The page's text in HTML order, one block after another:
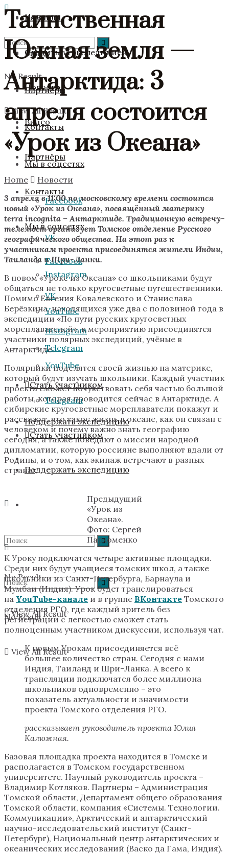
Новости
Видео
Партнёры
Контакты
Мы в соцсетях
Facebook
VK
Instagram
YouTube
Telegram
Стать участником
Поддержать экспедицию
No Result
View All Result
Команда
Следить за экспедицией
Новости
Видео
Партнёры
Контакты
Мы в соцсетях
Facebook
VK
Instagram
YouTube
Telegram
Стать участником
Поддержать экспедицию
No Result
View All Result
No Result
View All Result
Таинственная
Южная земля —
Антарктида: 3
апреля состоится
«Урок из Океана»
Home
Новости
3 апреля в 11:00 по московскому времени состоится
новый «Урок из Океана», посвящённый материку
terra incognita – Антарктиде. Традиционную встречу-
телемост организует Томское отделение Русского
географического общества. На этот раз к
участникам проекта присоединятся жители Индии,
Таиланда и Шри-Ланки.
В новом «Уроке из Океана» со школьниками будут
общаться не только кругосветные путешественники.
Помимо Евгения Ковалевского и Станислава
Берёзкина, находящихся уже два с половиной года в
экспедиции «По пути русских кругосветных
мореплавателей», к мероприятию присоединятся
участники полярных экспедиций, учёные в
Антарктиде.
Полярники поделятся своей жизнью на материке,
который будут изучать школьники. Каждый участник
проекта сможет почувствовать себя частью большой
работы, которая проводится сейчас в Антарктиде. А
сибирские кругосветные мореплаватели покажут и
расскажут, что такое жизнь в океане, как он связан с
человеком и почему важно знать географию
сегодня, а также поведают о миссии народной
дипломатии, которую россияне выполняют вдали от
Родины, и о том, как экипаж встречают в разных
странах.
Предыдущий
«Урок из
Океана».
Фото: Сергей
Пархоменко
К Уроку подключатся четыре активные площадки.
Среди них будут учащиеся томских школ, а также
школьники из Санкт-Петербурга, Барнаула и
Мумбаи (Индия). Урок будет транслироваться
на YouTube-канале и в группе ВКонтакте Томского
отделения РГО, где каждый зритель без
регистрации с легкостью сможет стать
полноценным участником дискуссии, используя чат.
К новым Урокам присоединяется всё
большее количество стран. Сегодня с нами
Индия, Таиланд и Шри-Ланка. А всего к
трансляции подключатся более миллиона
школьников одновременно – это
показатель актуальности и значимости
проекта Томского отделения РГО.
рассказывает руководитель проекта Юлия
Калюжная.
Базовая площадка проекта находится в Томске и
располагается в Томском государственном
университете. Научный руководитель проекта –
Владимир Котляков. Партнеры – Администрация
Томской области, Департамент общего образования
Томской области, компания «Системы. Технологии.
Коммуникации», Арктический и антарктический
научно-исследовательский институт (Санкт-
Петербург), Национальный центр антарктических и
океанических исследований (Васко да Гама, Индия).